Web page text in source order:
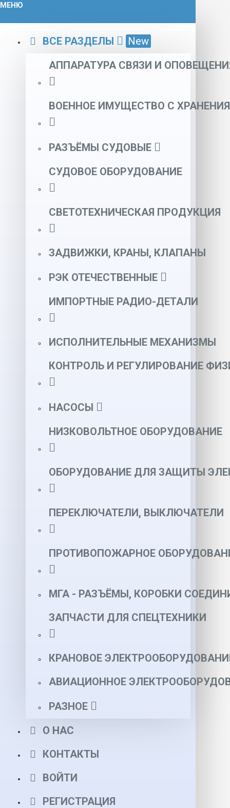
МЕНЮ
ВСЕ РАЗДЕЛЫ
New
АППАРАТУРА СВЯЗИ И
ВОЕННОЕ ИМУЩЕСТВО С ХРАНЕНИЯ
РАЗЪЁМЫ СУДОВЫЕ
СУДОВОЕ ОБОРУДОВАНИЕ
СВЕТОТЕХНИЧЕСКАЯ ПРОДУКЦИЯ
ЗАДВИЖКИ, КРАНЫ, КЛАПАНЫ
РЭК ОТЕЧЕСТВЕННЫЕ
ИМПОРТНЫЕ РАДИО-ДЕТАЛИ
ИСПОЛНИТЕЛЬНЫЕ МЕХАНИЗМЫ
КОНТРОЛЬ И РЕГУЛИРОВАНИЕ
НАСОСЫ
НИЗКОВОЛЬТНОЕ ОБОРУДОВАНИЕ
ОБОРУДОВАНИЕ ДЛЯ ЗАЩИТЫ
ПЕРЕКЛЮЧАТЕЛИ, ВЫКЛЮЧАТЕЛИ
ПРОТИВОПОЖАРНОЕ
МГА - РАЗЪЁМЫ, КОРОБКИ
ЗАПЧАСТИ ДЛЯ СПЕЦТЕХНИКИ
КРАНОВОЕ
АВИАЦИОННОЕ
РАЗНОЕ
О НАС
КОНТАКТЫ
ВОЙТИ
РЕГИСТРАЦИЯ